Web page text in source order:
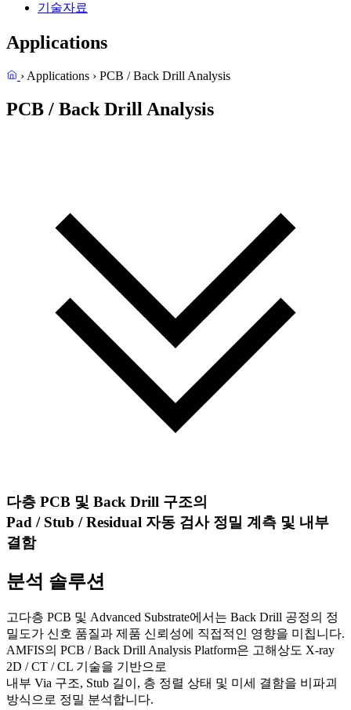
기술자료
Applications
› Applications › PCB / Back Drill Analysis
PCB / Back Drill Analysis
다층 PCB 및 Back Drill 구조의
Pad / Stub / Residual 자동 검사 정밀 계측 및 내부
결함
분석 솔루션
고다층 PCB 및 Advanced Substrate에서는 Back Drill 공정의 정
밀도가 신호 품질과 제품 신뢰성에 직접적인 영향을 미칩니다.
AMFIS의 PCB / Back Drill Analysis Platform은 고해상도 X-ray
2D / CT / CL 기술을 기반으로
내부 Via 구조, Stub 길이, 층 정렬 상태 및 미세 결함을 비파괴
방식으로 정밀 분석합니다.